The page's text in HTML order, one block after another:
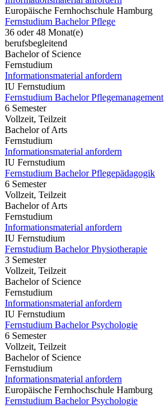
Europäische Fernhochschule Hamburg
Fernstudium Bachelor Pflege
36 oder 48 Monat(e)
berufsbegleitend
Bachelor of Science
Fernstudium
Informationsmaterial anfordern
IU Fernstudium
Fernstudium Bachelor Pflegemanagement
6 Semester
Vollzeit, Teilzeit
Bachelor of Arts
Fernstudium
Informationsmaterial anfordern
IU Fernstudium
Fernstudium Bachelor Pflegepädagogik
6 Semester
Vollzeit, Teilzeit
Bachelor of Arts
Fernstudium
Informationsmaterial anfordern
IU Fernstudium
Fernstudium Bachelor Physiotherapie
3 Semester
Vollzeit, Teilzeit
Bachelor of Science
Fernstudium
Informationsmaterial anfordern
IU Fernstudium
Fernstudium Bachelor Psychologie
6 Semester
Vollzeit, Teilzeit
Bachelor of Science
Fernstudium
Informationsmaterial anfordern
Europäische Fernhochschule Hamburg
Fernstudium Bachelor Psychologie